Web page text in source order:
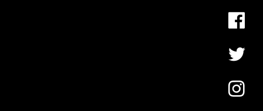
る、キャラクタープロジェク